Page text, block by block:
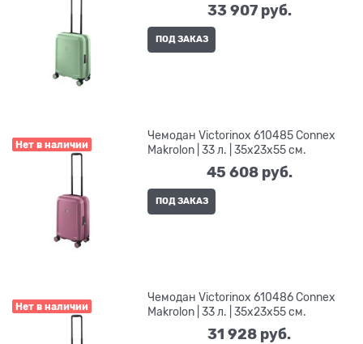
33 907 руб.
ПОД ЗАКАЗ
Нет в наличии
Чемодан Victorinox 610485 Connex
Makrolon | 33 л. | 35x23x55 см.
45 608 руб.
ПОД ЗАКАЗ
Нет в наличии
Чемодан Victorinox 610486 Connex
Makrolon | 33 л. | 35x23x55 см.
31 928 руб.